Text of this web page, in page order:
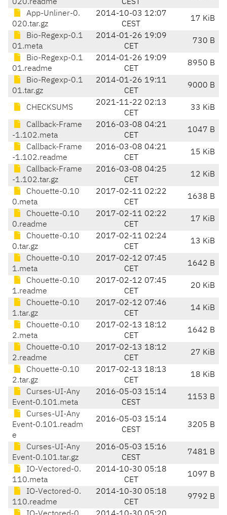
020.readme
CEST
App-Unliner-0.
020.tar.gz
2014-10-03 12:07
CEST
17 KiB
Bio-Regexp-0.1
01.meta
2014-01-26 19:09
CET
730 B
Bio-Regexp-0.1
01.readme
2014-01-26 19:09
CET
8950 B
Bio-Regexp-0.1
01.tar.gz
2014-01-26 19:11
CET
9000 B
CHECKSUMS
2021-11-22 02:13
CET
33 KiB
Callback-Frame
-1.102.meta
2016-03-08 04:21
CET
1047 B
Callback-Frame
-1.102.readme
2016-03-08 04:21
CET
15 KiB
Callback-Frame
-1.102.tar.gz
2016-03-08 04:25
CET
12 KiB
Chouette-0.10
0.meta
2017-02-11 02:22
CET
1638 B
Chouette-0.10
0.readme
2017-02-11 02:22
CET
17 KiB
Chouette-0.10
0.tar.gz
2017-02-11 02:24
CET
13 KiB
Chouette-0.10
1.meta
2017-02-12 07:45
CET
1642 B
Chouette-0.10
1.readme
2017-02-12 07:45
CET
20 KiB
Chouette-0.10
1.tar.gz
2017-02-12 07:46
CET
14 KiB
Chouette-0.10
2.meta
2017-02-13 18:12
CET
1642 B
Chouette-0.10
2.readme
2017-02-13 18:12
CET
27 KiB
Chouette-0.10
2.tar.gz
2017-02-13 18:13
CET
18 KiB
Curses-UI-Any
Event-0.101.meta
2016-05-03 15:14
CEST
1153 B
Curses-UI-Any
Event-0.101.readm
e
2016-05-03 15:14
CEST
3205 B
Curses-UI-Any
Event-0.101.tar.gz
2016-05-03 15:16
CEST
7481 B
IO-Vectored-0.
110.meta
2014-10-30 05:18
CET
1097 B
IO-Vectored-0.
110.readme
2014-10-30 05:18
CET
9792 B